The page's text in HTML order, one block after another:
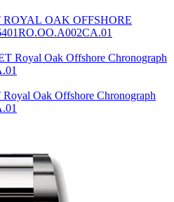
OAK OFFSHORE
Oak Offshore Chronograph